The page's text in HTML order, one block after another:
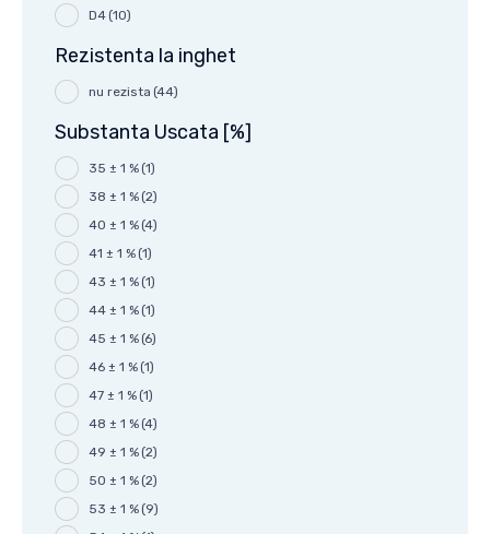
D4(10)
Rezistenta la inghet
nu rezista (44)
Substanta Uscata [%]
35 ± 1 %(1)
38 ± 1 %(2)
40 ± 1 %(4)
41 ± 1 %(1)
43 ± 1 %(1)
44 ± 1 %(1)
45 ± 1 %(6)
46 ± 1 %(1)
47 ± 1 %(1)
48 ± 1 %(4)
49 ± 1 %(2)
50 ± 1 %(2)
53 ± 1 %(9)